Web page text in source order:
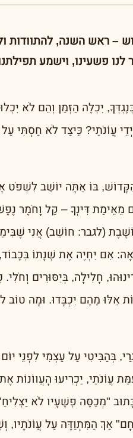
– ראש השנה, להתוודות
לנו פשעינו, וישמע
יִכְלֶה הַזְּמַן וְהֵם לֹא
עֲוֹנֹתַי? כֵּיצַד לֹא חַסְתִּי
בּוֹ אַתָּה יוֹשֵׁב לִשְׁפֹּט
דִּינְךָ – קַל וָחֹמֶר
(לגבר: חוֹשֵׁב) אֲנִי
אִם יִחְיֶה אֶת שְׁנָתוֹ
חָלִילָה, בְּיִסּוּרִים
אֵלּוּ מֵהֶם יִכְבָּדוּ. וּמָה טוֹב
בְּהַבִּיטִי עַל עַצְמִי לִפְנֵי
עֲוֹנֹתַי, יַכְרִיעוּ הָעֲווֹנוֹת
"מְכַסֶּה פְשָׁעָיו לֹא
אַךְ הַמִּתְוַדֶּה עַל עֲוֹנֹתָיו,